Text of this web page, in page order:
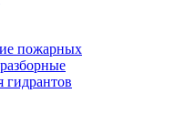
пожарных